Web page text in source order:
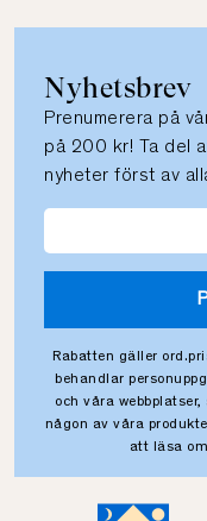
Nyhetsbrev
Prenumerera på
på 200 kr! Ta del
nyheter först av
Rabatten gäller
behandlar
och våra
någon av våra
att läsa